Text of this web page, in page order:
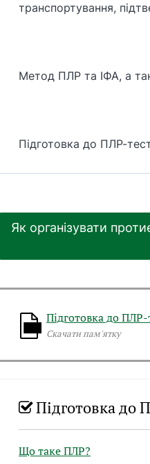
транспортування,
Метод ПЛР та ІФА, а
Підготовка до ПЛР-
Як організувати
Підготовка до ПЛР-
Скачати пам'ятку
Підготовка до
Що таке ПЛР?